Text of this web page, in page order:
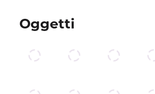
Oggetti